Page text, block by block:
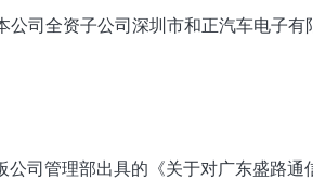
公司全资子公司深圳市和正汽车电子有
司管理部出具的《关于对广东盛路通